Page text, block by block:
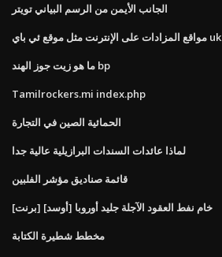
الجانب الأيمن من الرسم البياني تويتر
مواقع المزادات على الإنترنت مثل موقع ئي باي uk
ما هو زيت جوز الهند bp
Tamilrockers.mi index.php
الحمائية الصين في التجارة
لماذا عائدات السندات البرازيلية عالية جدا
قائمة صناديق مؤشر الفلبين
[برنت] خام نفط العقود الآجلة جليد أوروبا [أوسد]
مخطط شطيرة الكتابة